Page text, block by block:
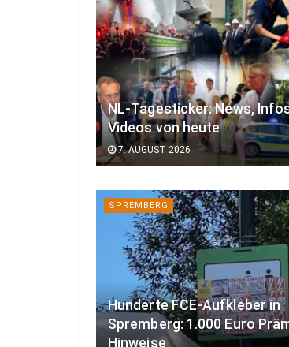
NL-Tagesticker: News,
Videos von heute
7. AUGUST 2026
SPREMBERG
Hunderte FCE-Aufkleber in
Spremberg: 1.000 Euro
Hinweise